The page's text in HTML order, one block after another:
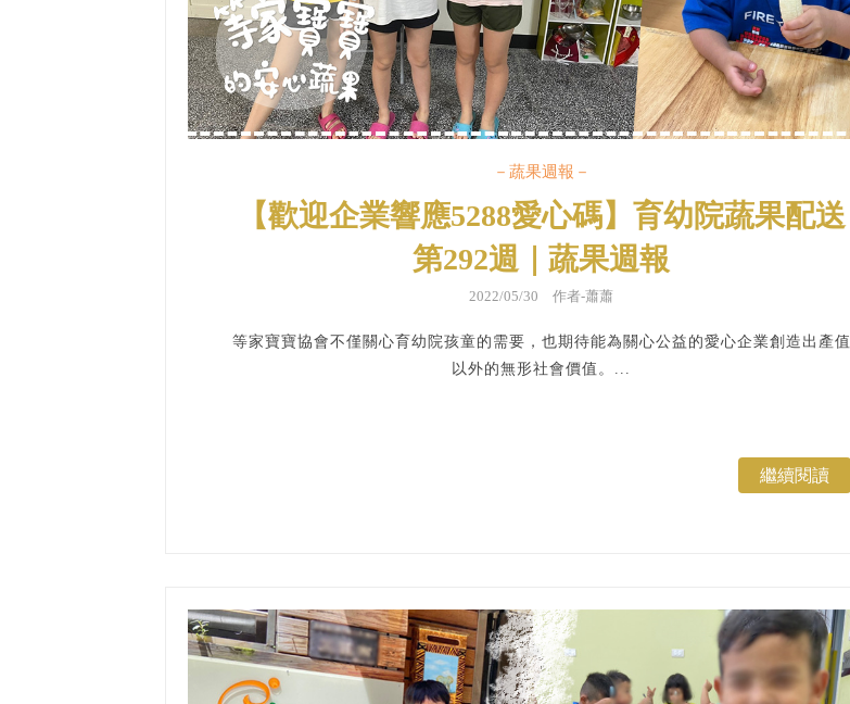
－蔬果週報－
【歡迎企業響應5288愛心碼】育幼院蔬果配送
第292週｜蔬果週報
2022/05/30 作者-蕭蕭
等家寶寶協會不僅關心育幼院孩童的需要，也期待能為關心公益的愛心企業創造出產值
以外的無形社會價值。...
繼續閱讀